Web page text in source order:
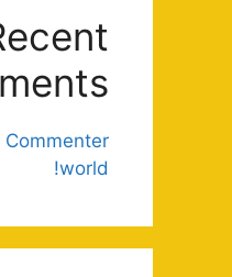
Commenter
world!